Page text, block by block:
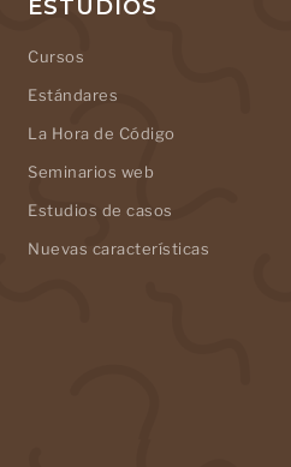
ESTUDIOS
Cursos
Estándares
La Hora de Código
Seminarios web
Estudios de casos
Nuevas características